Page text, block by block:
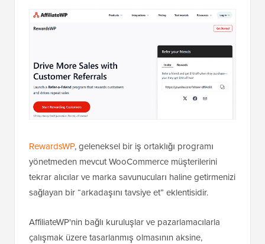
RewardsWP, geleneksel bir iş ortaklığı programı
yönetmeden mevcut WooCommerce müşterilerini
tekrar alıcılar ve marka savunucuları haline getirmenizi
sağlayan bir “arkadaşını tavsiye et” eklentisidir.
AffiliateWP'nin bağlı kuruluşlar ve pazarlamacılarla
çalışmak üzere tasarlanmış olmasının aksine,